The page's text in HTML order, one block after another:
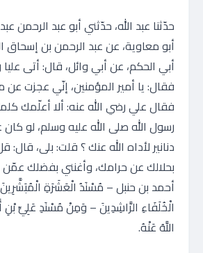
حدّثنا عبد الله، حدّثني أبو عبد الرحمن
أبو معاوية، عن عبد الرحمن بن إسحاق
أبي الحكم، عن أبي وائل، قال: أتى
فقال: يا أمير المؤمنين، إنّي عجزت عن
فقال علي رضي الله عنه: ألا أعلّمك
رسول الله صلى الله عليه وسلم، لو
دنانير لأداه الله عنك ؟ قلت: بلى،
بحلالك عن حرامك، وأغنني بفضلك
أحمد بن حنبل – مُسْنَدُ الْعَشَرَةِ
الْخُلَفَاءِ الرَّاشِدِينَ – وَمِنْ مُسْنَدِ عَلِيِّ
اللَّهُ عَنْهُ.